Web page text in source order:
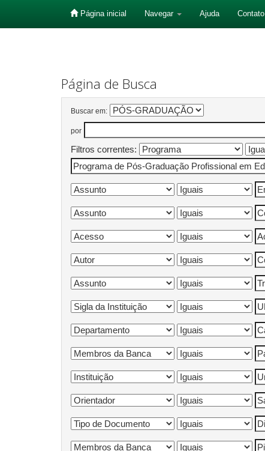
Página inicial Navegar Ajuda Contato
Página de Busca
Buscar em:
por
Filtros correntes: